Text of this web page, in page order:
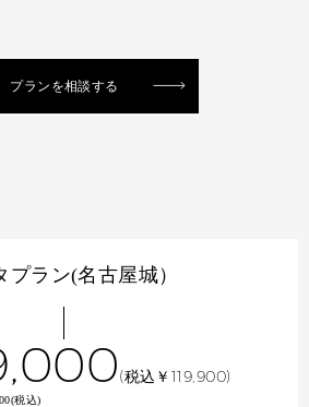
プランを相談する
プラン(名古屋城）
(税込￥119,900)
税込)